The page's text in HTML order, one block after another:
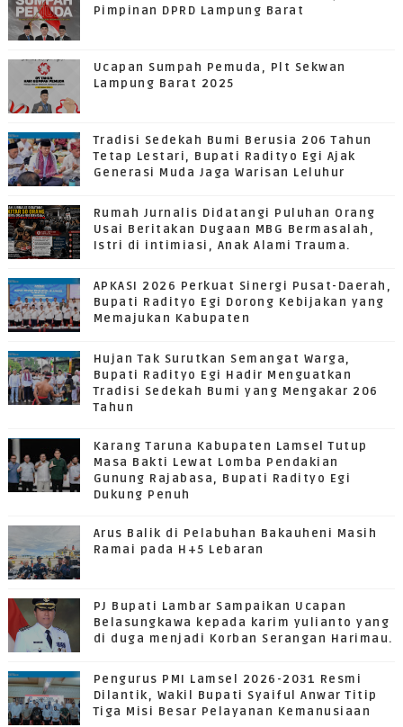
Pimpinan DPRD Lampung Barat
Ucapan Sumpah Pemuda, Plt Sekwan
Lampung Barat 2025
Tradisi Sedekah Bumi Berusia 206 Tahun
Tetap Lestari, Bupati Radityo Egi Ajak
Generasi Muda Jaga Warisan Leluhur
Rumah Jurnalis Didatangi Puluhan Orang
Usai Beritakan Dugaan MBG Bermasalah,
Istri di intimiasi, Anak Alami Trauma.
APKASI 2026 Perkuat Sinergi Pusat-Daerah,
Bupati Radityo Egi Dorong Kebijakan yang
Memajukan Kabupaten
Hujan Tak Surutkan Semangat Warga,
Bupati Radityo Egi Hadir Menguatkan
Tradisi Sedekah Bumi yang Mengakar 206
Tahun
Karang Taruna Kabupaten Lamsel Tutup
Masa Bakti Lewat Lomba Pendakian
Gunung Rajabasa, Bupati Radityo Egi
Dukung Penuh
Arus Balik di Pelabuhan Bakauheni Masih
Ramai pada H+5 Lebaran
PJ Bupati Lambar Sampaikan Ucapan
Belasungkawa kepada karim yulianto yang
di duga menjadi Korban Serangan Harimau.
Pengurus PMI Lamsel 2026-2031 Resmi
Dilantik, Wakil Bupati Syaiful Anwar Titip
Tiga Misi Besar Pelayanan Kemanusiaan